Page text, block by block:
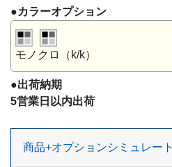
●カラーオプション
モノクロ（k/k）
●出荷納期
5営業日以内出荷
商品+オプションシミュレート